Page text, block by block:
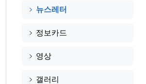
뉴스레터
정보카드
영상
갤러리